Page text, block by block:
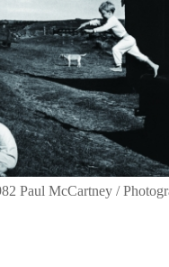
Paul McCartney /